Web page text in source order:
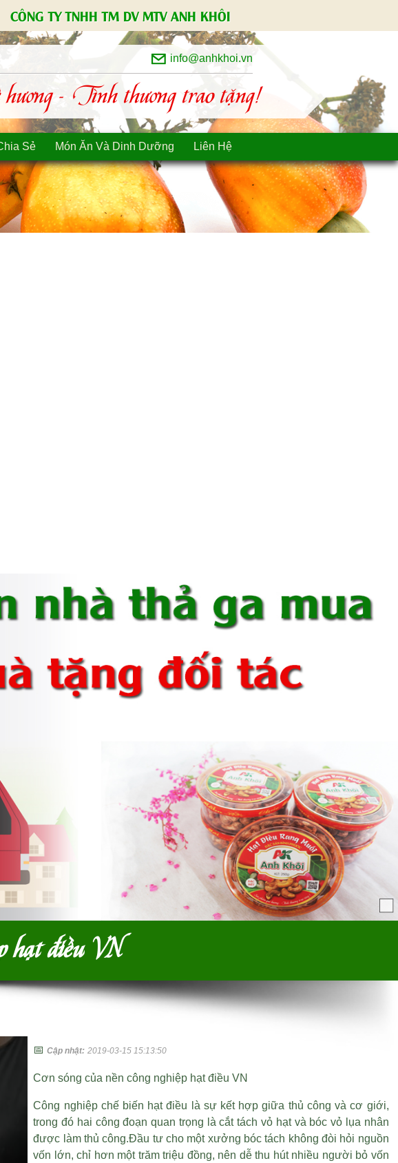
CÔNG TY TNHH TM DV MTV ANH KHÔI
info@anhkhoi.vn
hương - Tình thương trao tặng!
Sẻ Món Ăn Và Dinh Dưỡng Liên Hệ
hạt điều VN
📅Cập nhật: 2019-03-15 15:13:50
Cơn sóng của nền công nghiệp hạt điều VN
Công nghiệp chế biến hạt điều là sự kết hợp giữa thủ công và cơ giới,
trong đó hai công đoạn quan trọng là cắt tách vỏ hạt và bóc vỏ lụa nhân
được làm thủ công.Đầu tư cho một xưởng bóc tách không đòi hỏi nguồn
vốn lớn, chỉ hơn một trăm triệu đồng, nên dễ thu hút nhiều người bỏ vốn